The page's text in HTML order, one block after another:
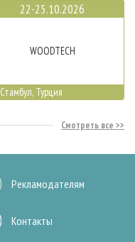
22-25.10.2026
WOODTECH
Стамбул, Турция
Смотреть все
Рекламодателям
Контакты